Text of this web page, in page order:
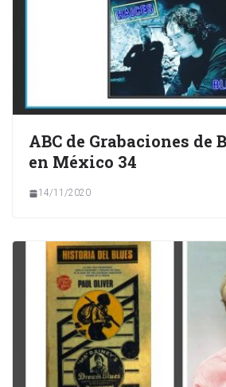
ABC de Grabaciones de
en México 34
14/11/2020